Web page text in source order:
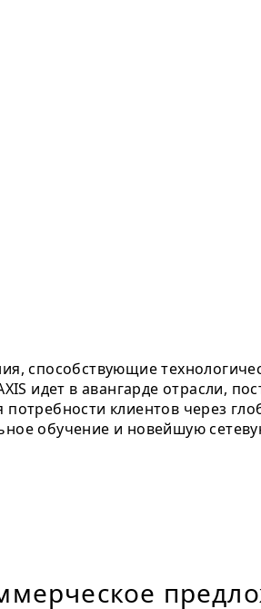
способствующие
идет в авангарде отрасли,
клиентов через
обучение и новейшую